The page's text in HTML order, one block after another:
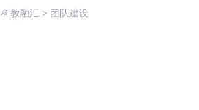
科教融汇 > 团队建设